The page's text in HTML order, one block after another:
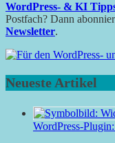
WordPress- & KI
Postfach? Dann
Newsletter.
Neueste Artikel
WordPress-